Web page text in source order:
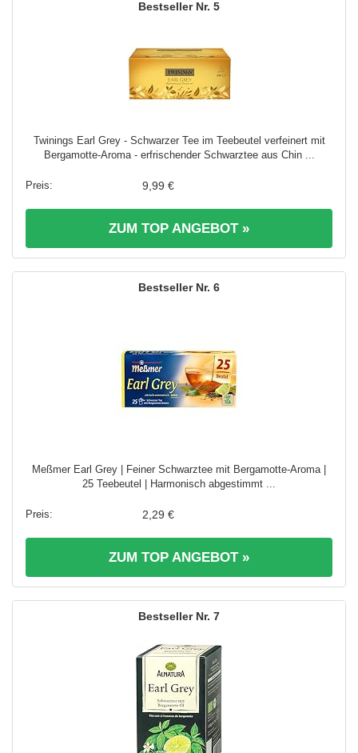
5
Twinings Earl Grey - Schwarzer Tee im Teebeutel verfeinert mit
Bergamotte-Aroma - erfrischender Schwarztee aus Chin ...
9,99 €
ZUM TOP ANGEBOT »
6
Meßmer Earl Grey | Feiner Schwarztee mit Bergamotte-Aroma |
25 Teebeutel | Harmonisch abgestimmt ...
2,29 €
ZUM TOP ANGEBOT »
7